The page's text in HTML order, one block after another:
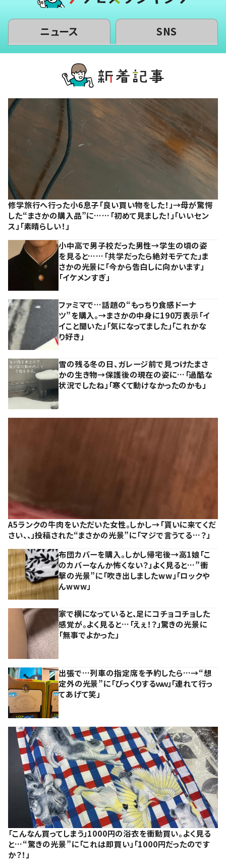
ニュース SNS
修学旅行へ行った小6息子「良い買い物をした！」→母が驚愕
した“まさかの購入品”に……「初めて見ました！」「いいセン
ス」「素晴らしい！」
小中高で男子校だった男性→学生の頃の姿
を見ると……「共学だったら絶対モテてた」ま
さかの光景に「今から告白しに向かいます」
「イケメンすぎ」
ファミマで…話題の“もっちり食感ドーナ
ツ”を購入。→まさかの中身に190万表示「イ
イこと聞いた」「気になってました」「これかな
り好き」
雪の残る冬の日、ガレージ前で見つけたまさ
かの生き物→保護後の現在の姿に…「過酷な
状況でしたね」「寒くて動けなかったのかも」
A5ランクの牛肉をいただいた女性。しかし→「貰いに来てくだ
さい、、」投稿された“まさかの光景”に「マジで言うてる…？」
布団カバーを購入。しかし帰宅後→高1娘「こ
のカバーなんか怖くない？」よく見ると…”衝
撃の光景”に「吹き出しましたww」「ロックや
んwww」
家で横になっていると、足にコチョコチョした
感覚が。よく見ると…「えぇ！？」驚きの光景に
「無事でよかった」
出張で…列車の指定席を予約したら…→“想
定外の光景”に「びっくりするｗｗ」「連れて行っ
てあげて笑」
「こんなん買ってしまう」1000円の浴衣を衝動買い。よく見る
と…“驚きの光景”に「これは即買い」「1000円だったのです
か？！」